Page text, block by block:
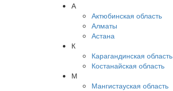
А
Актюбинская область
Алматы
Астана
К
Карагандинская область
Костанайская область
М
Мангистауская область